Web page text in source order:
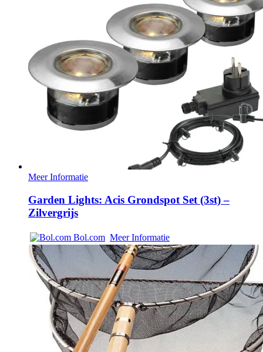
Meer Informatie
Garden Lights: Acis Grondspot Set (3st) –
Zilvergrijs
Bol.com Meer Informatie